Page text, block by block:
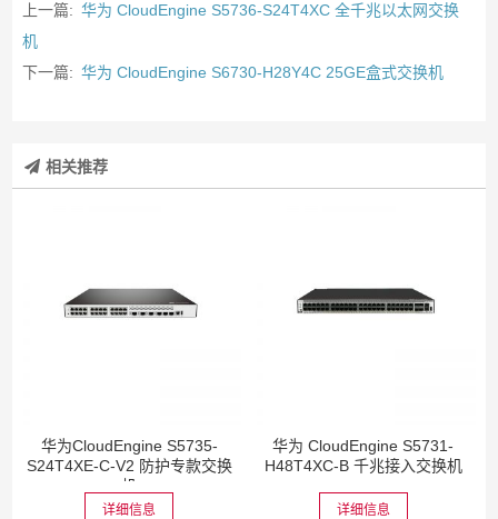
上一篇: 华为 CloudEngine S5736-S24T4XC 全千兆以太网交换
机
下一篇: 华为 CloudEngine S6730-H28Y4C 25GE盒式交换机
相关推荐
华为CloudEngine S5735-
S24T4XE-C-V2 防护专款交换
机
详细信息
华为 CloudEngine S5731-
H48T4XC-B 千兆接入交换机
详细信息